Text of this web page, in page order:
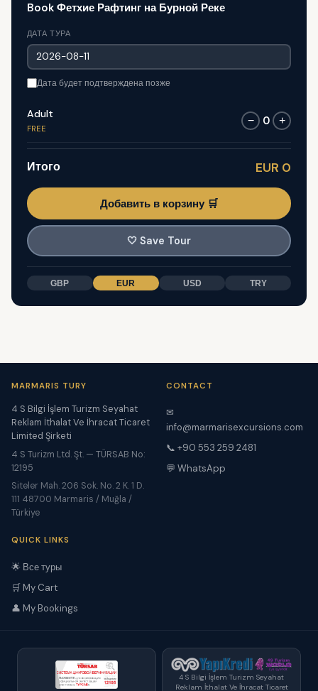
Book Фетхие Рафтинг на Бурной Реке
ДАТА ТУРА
Дата будет подтверждена позже
Adult
FREE
− 0 +
Итого EUR 0
Добавить в корзину 🛒
🤍 Save Tour
GBP EUR USD TRY
MARMARIS TURY
4 S Bilgi İşlem Turizm Seyahat
Reklam İthalat Ve İhracat Ticaret
Limited Şirketi
4 S Turizm Ltd. Şt. — TÜRSAB No:
12195
Siteler Mah. 206 Sok. No. 2 K. 1 D.
111 48700 Marmaris / Muğla /
Türkiye
CONTACT
✉
info@marmarisexcursions.com
📞 +90 553 259 2481
💬 WhatsApp
QUICK LINKS
🌟 Все туры
🛒 My Cart
👤 My Bookings
4 S Bilgi İşlem Turizm Seyahat
Reklam İthalat Ve İhracat Ticaret